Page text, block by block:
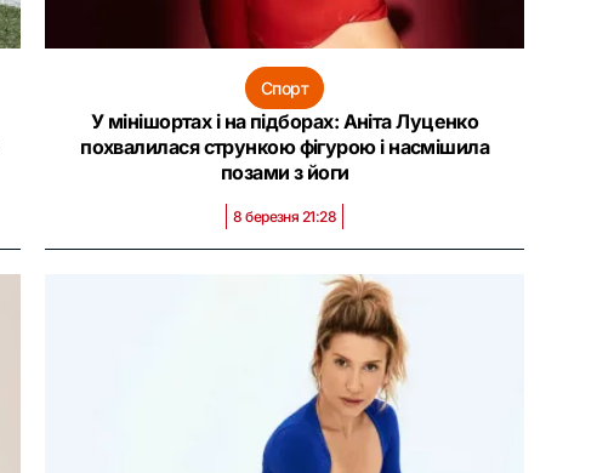
Спорт
У мінішортах і на підборах: Аніта Луценко
похвалилася стрункою фігурою і насмішила
позами з йоги
8 березня 21:28